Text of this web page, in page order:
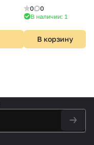
0
0
В наличии: 1
В корзину